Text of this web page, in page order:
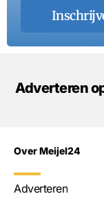
Adverteren
Over Meijel24
Adverteren